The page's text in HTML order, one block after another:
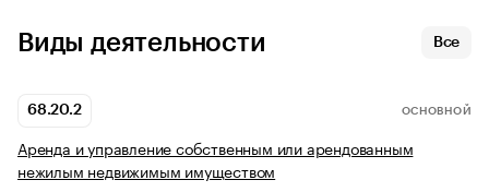
Виды деятельности Все
68.20.2 ОСНОВНОЙ
Аренда и управление собственным или арендованным
нежилым недвижимым имуществом